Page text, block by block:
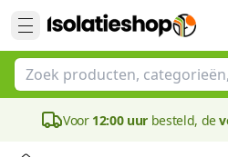
Voor 12:00 uur besteld, de